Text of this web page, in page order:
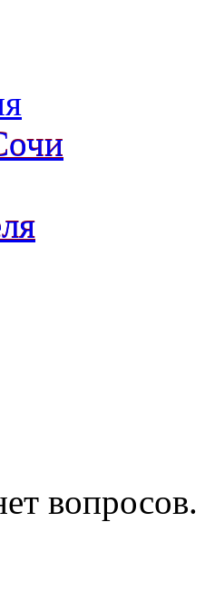
вопросов.